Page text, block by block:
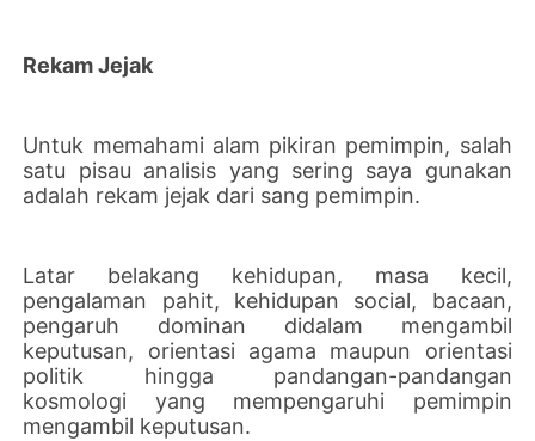
Rekam Jejak
Untuk memahami alam pikiran pemimpin, salah
satu pisau analisis yang sering saya gunakan
adalah rekam jejak dari sang pemimpin.
Latar belakang kehidupan, masa kecil,
pengalaman pahit, kehidupan social, bacaan,
pengaruh dominan didalam mengambil
keputusan, orientasi agama maupun orientasi
politik hingga pandangan-pandangan
kosmologi yang mempengaruhi pemimpin
mengambil keputusan.